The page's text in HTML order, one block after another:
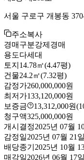
서울 구로구 개봉동
주소복사
경매구분강제경매
용도다세대
토지 14.78㎡(4.47평)
건물24.2㎡(7.32평)
감정가260,000,000원
최저가133,120,000원
보증금
13,312,000원
청구액325,000,000원
개시결정2025년 07월
감정일2025년 07월 21일
배당종기 2025년 10월
매각일2026년 06월 17일